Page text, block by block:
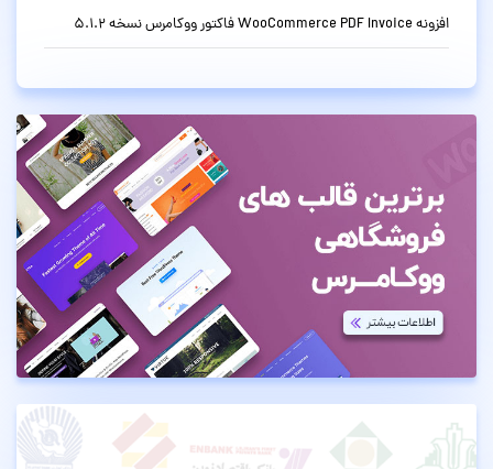
افزونه WooCommerce PDF Invoice فاکتور ووکامرس نسخه 5.1.2